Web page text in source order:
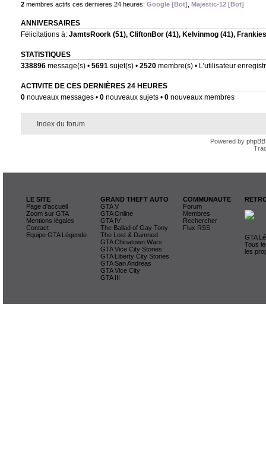
2membres actifs ces dernieres 24 heures: Google [Bot] Majestic-12 [Bot]
ANNIVERSAIRES
Félicitations à: JamtsRoork(51), CliftonBor(41), Kelvinmog(41),
STATISTIQUES
338896message(s) • 5691sujet(s) • 2520membre(s) • L’utilisateur
ACTIVITE DE CES DERNIÈRES 24 HEURES
0nouveaux messages • 0nouveaux sujets • 0nouveaux membres
Index du forum
Powered by phpBB
LE SITE
Page d'accueil
Zoom sur GTA
Mentions légales
Contact
Equipe GTA Légende
GRAND THEFT AUTO
GTA V
GTA Online
GTA IV
The Ballad of Gay Tony
The Lost & Damned
GTA Chinatown Wars
GTA Vice City Stories
GTA Liberty City Stories
GTA San Andreas
GTA Vice City
GTA III
COMMUNAUTE
Forum
Membres
Rechercher
Flux RSS
GTA
Tous
les